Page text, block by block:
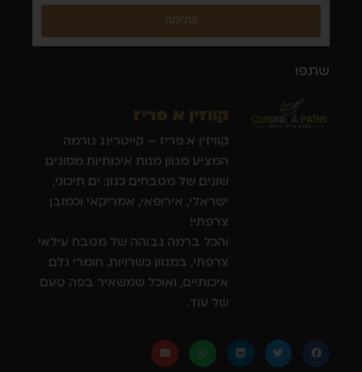
שליחה
שתפו
קווזין א פריז
קוויזין א פריז – קייטרינג גורמה
המציע מגוון מנות איכותיות מסוגים
שונים של מטבחים כגון: ים תיכוני,
ישראלי, אירופאי, אמריקאי וכמובן
צרפתי!
והכל ברמה גבוהה של מטבח עילאי
צרפתי, במגוון כשרויות, חומרי גלם
איכותיים, ואוכל שמשאיר בפה טעם
של עוד.